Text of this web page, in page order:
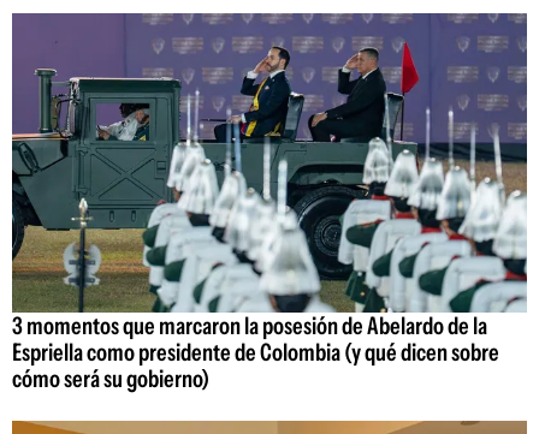
3 momentos que marcaron la posesión de Abelardo de la
Espriella como presidente de Colombia (y qué dicen sobre
cómo será su gobierno)